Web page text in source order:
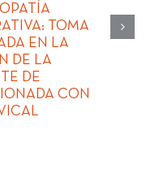
TOMA
EN LA
DE LA
DE
CON